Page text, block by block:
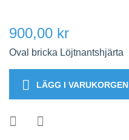
900,00 kr
Oval bricka Löjtnantshjärta
LÄGG I VARUKORGEN